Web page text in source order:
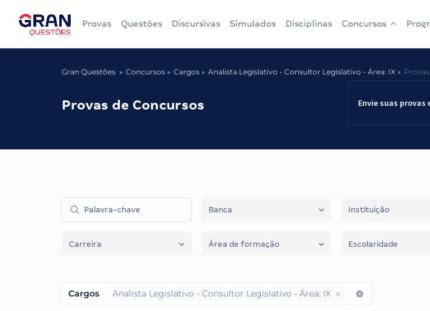
Provas Questões Discursivas Simulados Disciplinas Concursos
Gran Questões Concursos Cargos Analista Legislativo - Consultor Legislativo - Área: IX Provas
Provas de Concursos Envie suas
Banca Instituição
Carreira Área de formação Escolaridade
Cargos Analista Legislativo - Consultor Legislativo - Área: IX